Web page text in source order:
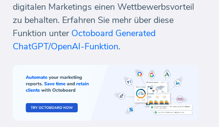
digitalen Marketings einen Wettbewerbsvorteil
zu behalten. Erfahren Sie mehr über diese
Funktion unter Octoboard Generated
ChatGPT/OpenAI-Funktion.